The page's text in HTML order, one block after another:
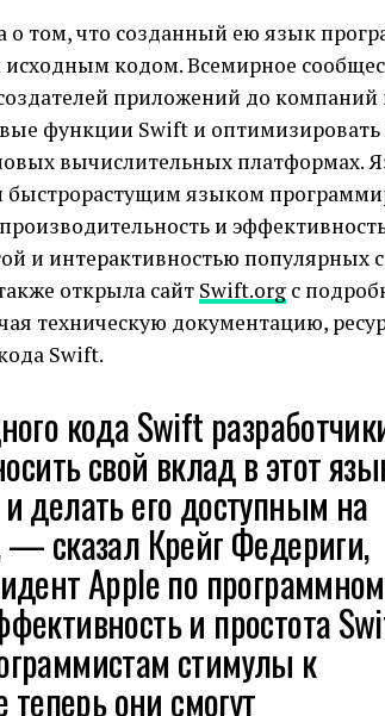
о том, что созданный ею язык
кодом. Всемирное
приложений до
функции Swift и
вычислительных платформах.
быстрорастущим языком
и
и интерактивностью популярных
открыла сайт Swift.org с
техническую документацию,
Swift.
кода Swift
свой вклад в этот
делать его доступным на
сказал Крейг Федериги,
Apple по
и простота
стимулы к
они смогут